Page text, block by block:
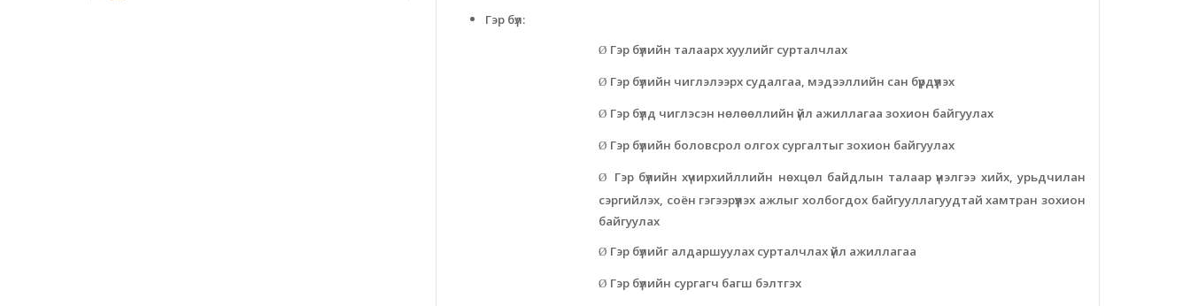
Гэр бүл:
Ø Гэр бүлийн талаарх хуулийг сурталчлах
Ø Гэр бүлийн чиглэлээрх судалгаа, мэдээллийн сан бүрдүүлэх
Ø Гэр бүлд чиглэсэн нөлөөллийн үйл ажиллагаа зохион байгуулах
Ø Гэр бүлийн боловсрол олгох сургалтыг зохион байгуулах
Ø
Гэр бүлийн хүчирхийллийн нөхцөл байдлын талаар үнэлгээ хийх, урьдчилан
сэргийлэх, соён гэгээрүүлэх ажлыг холбогдох байгууллагуудтай хамтран зохион
байгуулах
Ø Гэр бүлийг алдаршуулах сурталчлах үйл ажиллагаа
Ø Гэр бүлийн сургагч багш бэлтгэх